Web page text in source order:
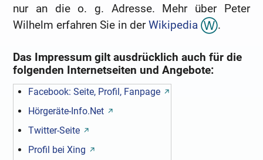
nur an die o. g. Adresse. Mehr über Peter
Wilhelm erfahren Sie in derWikipedia .
Das Impressum gilt ausdrücklich auch für die
folgenden Internetseiten und Angebote:
Facebook: Seite, Profil, Fanpage
Hörgeräte-Info.Net
Twitter-Seite
Profil bei Xing